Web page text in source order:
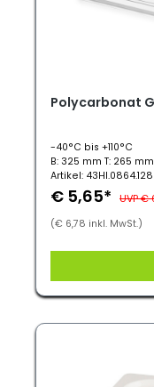
Polycarbonat
-40°C bis +110°C
B: 325 mm T: 265 mm
Artikel: 43HI.0864.128
€ 5,65* UVP €
(€ 6,78 inkl. MwSt.)